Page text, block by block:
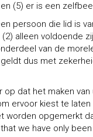
(5) er is een
persoon die lid is
alleen voldoende
van de
dus met
dat het maken
ervoor kiest te
opgemerkt
we have only